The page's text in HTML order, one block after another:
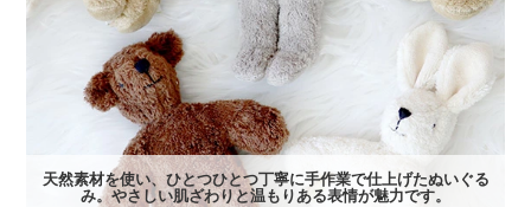
天然素材を使い、ひとつひとつ丁寧に手作業で仕上げたぬいぐる
み。やさしい肌ざわりと温もりある表情が魅力です。